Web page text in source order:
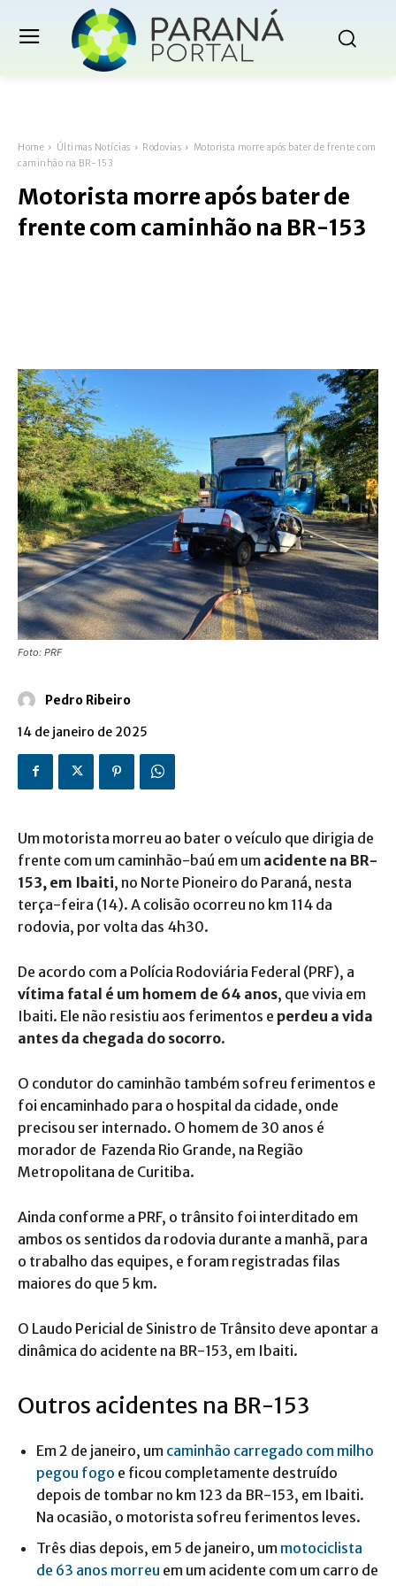
Home Últimas Notícias Rodovias
Motorista morre após bater de frente com
caminhão na BR-153
Motorista morre após bater de
frente com caminhão na BR-153
Foto: PRF
Pedro Ribeiro
14 de janeiro de 2025
Um motorista morreu ao bater o veículo que dirigia de
frente com um caminhão-baú em um acidente na BR-
153, em Ibaiti, no Norte Pioneiro do Paraná, nesta
terça-feira (14). A colisão ocorreu no km 114 da
rodovia, por volta das 4h30.
De acordo com a Polícia Rodoviária Federal (PRF), a
vítima fatal é um homem de 64 anos, que vivia em
Ibaiti. Ele não resistiu aos ferimentos e perdeu a vida
antes da chegada do socorro.
O condutor do caminhão também sofreu ferimentos e
foi encaminhado para o hospital da cidade, onde
precisou ser internado. O homem de 30 anos é
morador de Fazenda Rio Grande, na Região
Metropolitana de Curitiba.
Ainda conforme a PRF, o trânsito foi interditado em
ambos os sentidos da rodovia durante a manhã, para
o trabalho das equipes, e foram registradas filas
maiores do que 5 km.
O Laudo Pericial de Sinistro de Trânsito deve apontar a
dinâmica do acidente na BR-153, em Ibaiti.
Outros acidentes na BR-153
Em 2 de janeiro, um caminhão carregado com milho
pegou fogo e ficou completamente destruído
depois de tombar no km 123 da BR-153, em Ibaiti.
Na ocasião, o motorista sofreu ferimentos leves.
Três dias depois, em 5 de janeiro, um motociclista
de 63 anos morreu em um acidente com um carro de